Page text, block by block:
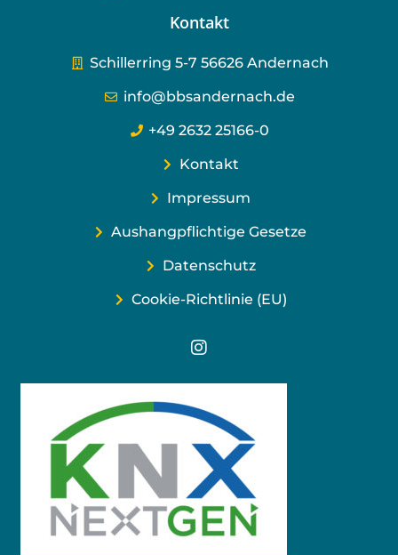
Kontakt
Schillerring 5-7 56626 Andernach
info@bbsandernach.de
+49 2632 25166-0
Kontakt
Impressum
Aushangpflichtige Gesetze
Datenschutz
Cookie-Richtlinie (EU)